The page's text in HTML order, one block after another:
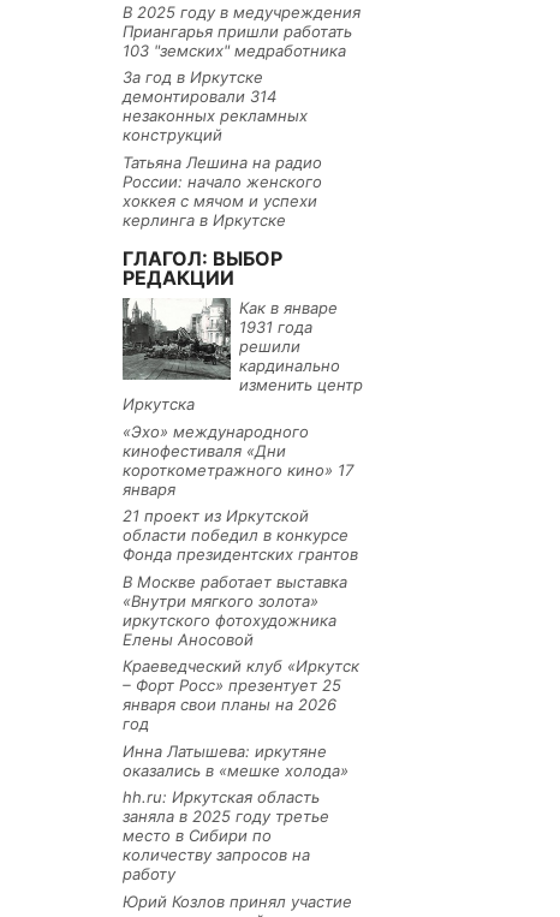
В 2025 году в медучреждения
Приангарья пришли работать
103 "земских" медработника
За год в Иркутске
демонтировали 314
незаконных рекламных
конструкций
Татьяна Лешина на радио
России: начало женского
хоккея с мячом и успехи
керлинга в Иркутске
ГЛАГОЛ: ВЫБОР
РЕДАКЦИИ
Как в январе
1931 года
решили
кардинально
изменить центр
Иркутска
«Эхо» международного
кинофестиваля «Дни
короткометражного кино» 17
января
21 проект из Иркутской
области победил в конкурсе
Фонда президентских грантов
В Москве работает выставка
«Внутри мягкого золота»
иркутского фотохудожника
Елены Аносовой
Краеведческий клуб «Иркутск
– Форт Росс» презентует 25
января свои планы на 2026
год
Инна Латышева: иркутяне
оказались в «мешке холода»
hh.ru: Иркутская область
заняла в 2025 году третье
место в Сибири по
количеству запросов на
работу
Юрий Козлов принял участие